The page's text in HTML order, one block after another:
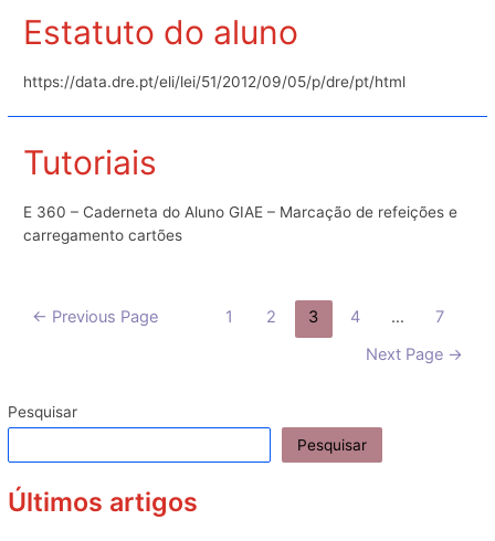
de
Futsal
Basquetebol
Estatuto do aluno
https://data.dre.pt/eli/lei/51/2012/09/05/p/dre/pt/html
Tutoriais
E 360 – Caderneta do Aluno GIAE – Marcação de refeições e
carregamento cartões
Paginação
← Previous Page 1 2 3 4 …
7
Next Page →
Pesquisar
Pesquisar
Últimos artigos